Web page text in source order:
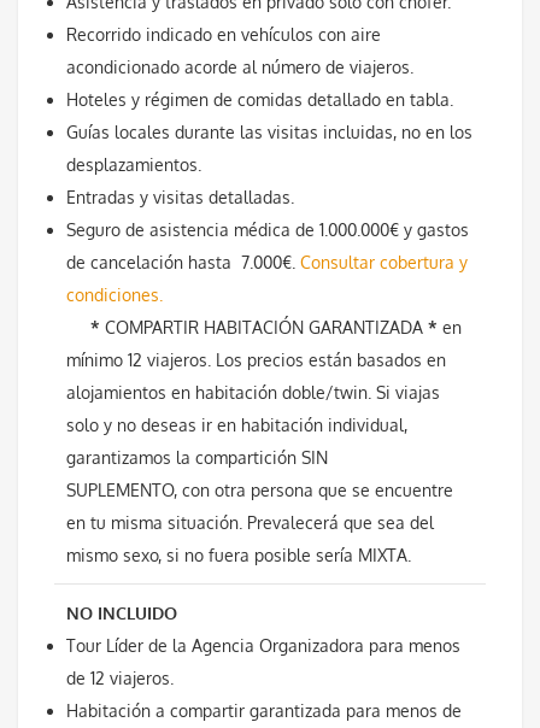
Recorrido indicado en vehículos con aire
acondicionado acorde al número de viajeros.
Hoteles y régimen de comidas detallado en tabla.
Guías locales durante las visitas incluidas, no en los
desplazamientos.
Entradas y visitas detalladas.
Seguro de asistencia médica de 1.000.000€ y gastos
de cancelación hasta 7.000€. Consultar cobertura y
condiciones.
* COMPARTIR HABITACIÓN GARANTIZADA * en
mínimo 12 viajeros. Los precios están basados en
alojamientos en habitación doble/twin. Si viajas
solo y no deseas ir en habitación individual,
garantizamos la compartición SIN
SUPLEMENTO, con otra persona que se encuentre
en tu misma situación. Prevalecerá que sea del
mismo sexo, si no fuera posible sería MIXTA.
NO INCLUIDO
Tour Líder de la Agencia Organizadora para menos
de 12 viajeros.
Habitación a compartir garantizada para menos de